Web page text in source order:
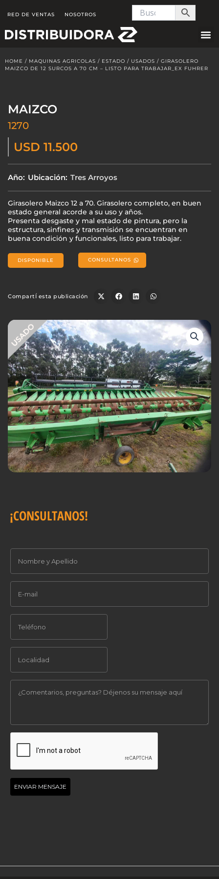
content
RED DE VENTAS NOSOTROS
HOME / MAQUINAS AGRICOLAS / ESTADO / USADOS / GIRASOLERO
MAIZCO DE 12 SURCOS A 70 CM – LISTO PARA TRABAJAR_EX FUHRER
MAIZCO
1270
USD 11.500
Año: Ubicación: Tres Arroyos
Girasolero Maizco 12 a 70. Girasolero completo, en buen
estado general acorde a su uso y años.
Presenta desgaste y mal estado de pintura, pero la
estructura, sinfines y transmisión se encuentran en
buena condición y funcionales, listo para trabajar.
DISPONIBLE CONSULTANOS
CompartÍ esta publicación
¡CONSULTANOS!